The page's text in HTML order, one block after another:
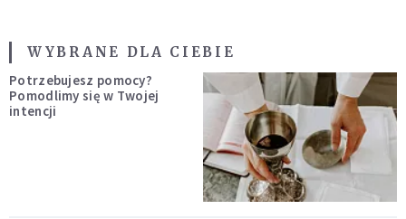
WYBRANE DLA CIEBIE
Potrzebujesz pomocy?
Pomodlimy się w Twojej
intencji